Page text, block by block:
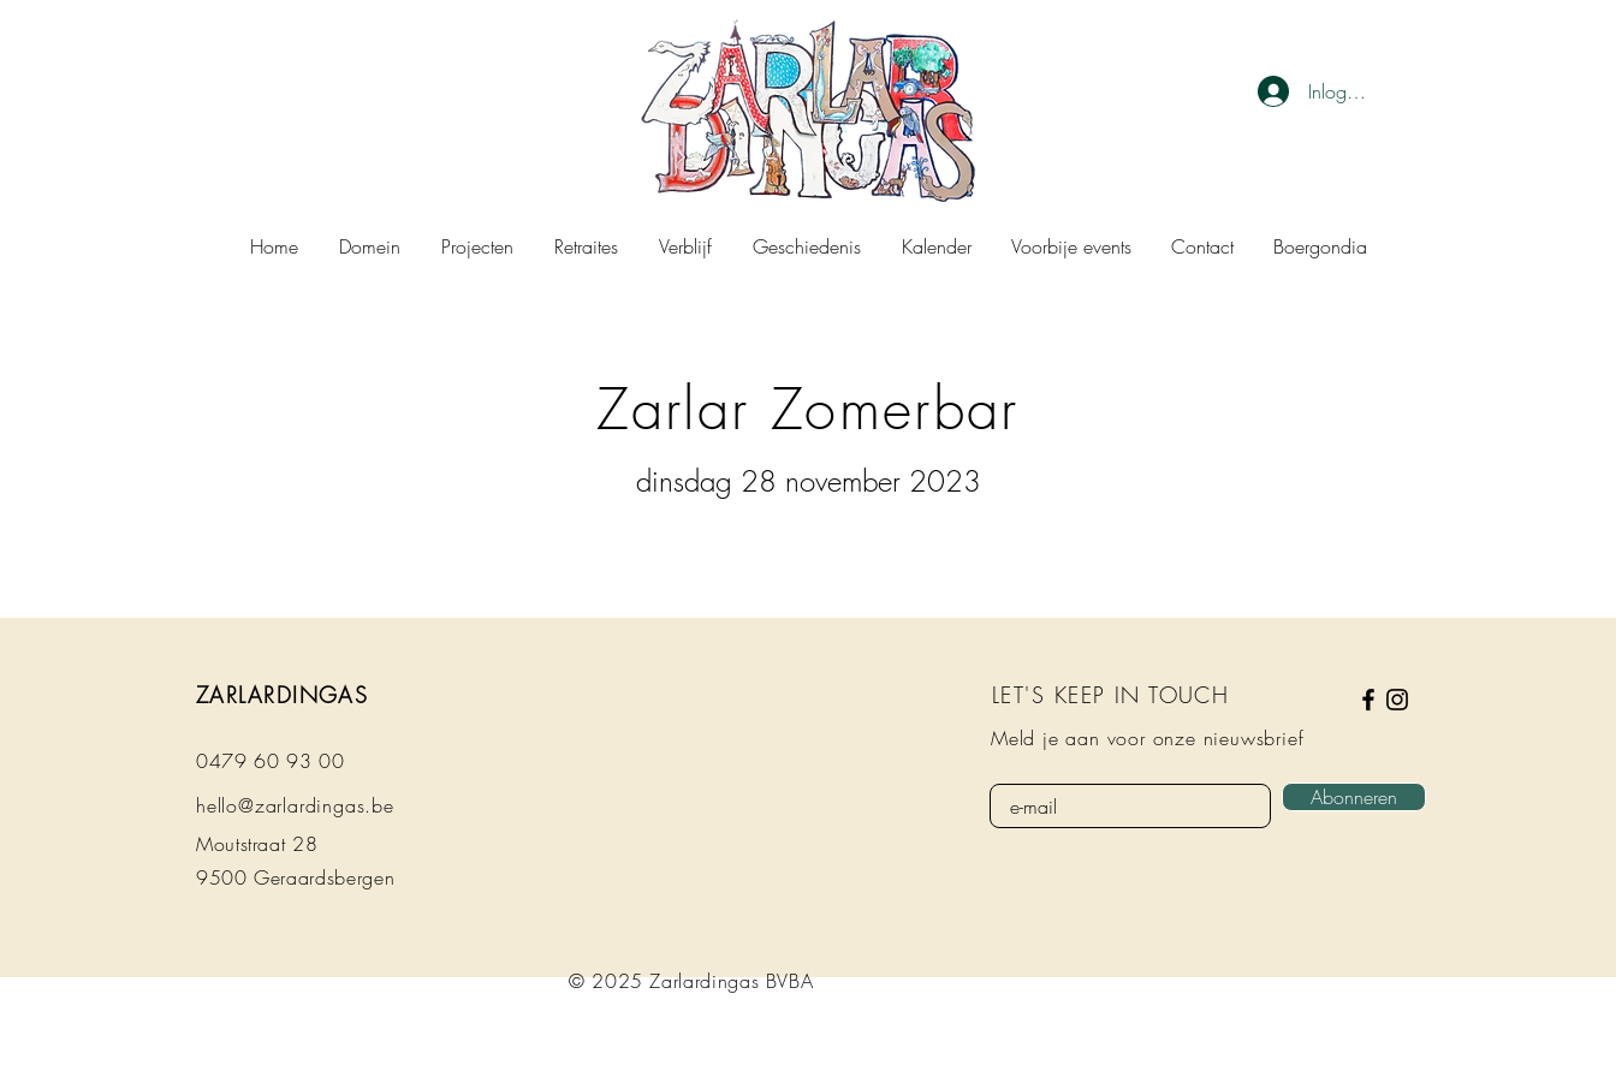
Inloggen
Home Domein Projecten Retraites Verblijf Geschiedenis Kalender Voorbije events Contact Boergondia
Zarlar Zomerbar
dinsdag 28 november 2023
ZARLARDINGAS
0479 60 93 00
hello@zarlardingas.be
Moutstraat 28
9500 Geraardsbergen
LET'S KEEP IN TOUCH
Meld je aan voor onze nieuwsbrief
Abonneren
© 2025 Zarlardingas BVBA